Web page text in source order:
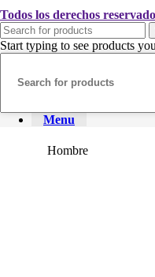
Todos los derechos
Start typing to see products
Menu
Hombre